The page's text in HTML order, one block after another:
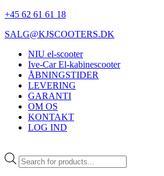
+45 62 61 61 18
SALG@KJSCOOTERS.DK
NIU el-scooter
Ive-Car El-kabinescooter
ÅBNINGSTIDER
LEVERING
GARANTI
OM OS
KONTAKT
LOG IND
Products
search